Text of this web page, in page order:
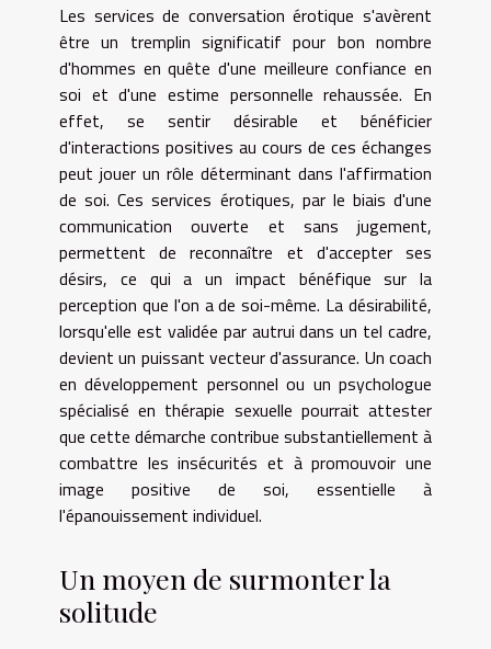
Les services de conversation érotique s'avèrent
être un tremplin significatif pour bon nombre
d'hommes en quête d'une meilleure confiance en
soi et d'une estime personnelle rehaussée. En
effet, se sentir désirable et bénéficier
d'interactions positives au cours de ces échanges
peut jouer un rôle déterminant dans l'affirmation
de soi. Ces services érotiques, par le biais d'une
communication ouverte et sans jugement,
permettent de reconnaître et d'accepter ses
désirs, ce qui a un impact bénéfique sur la
perception que l'on a de soi-même. La désirabilité,
lorsqu'elle est validée par autrui dans un tel cadre,
devient un puissant vecteur d'assurance. Un coach
en développement personnel ou un psychologue
spécialisé en thérapie sexuelle pourrait attester
que cette démarche contribue substantiellement à
combattre les insécurités et à promouvoir une
image positive de soi, essentielle à
l'épanouissement individuel.
Un moyen de surmonter la
solitude